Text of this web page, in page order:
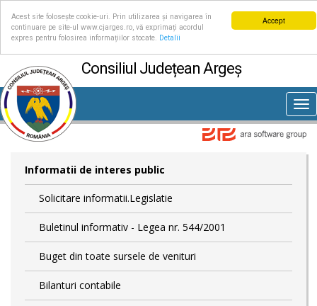
Accept
Acest site folosește cookie-uri. Prin utilizarea și navigarea în
continuare pe site-ul www.cjarges.ro, vă exprimați acordul
expres pentru folosirea informațiilor stocate.
Detalii
Consiliul Județean Argeș
Informatii de interes public
Solicitare informatii.Legislatie
Buletinul informativ - Legea nr. 544/2001
Buget din toate sursele de venituri
Bilanturi contabile